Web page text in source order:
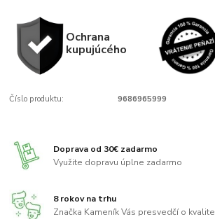
Ochrana
kupujúcého
Číslo produktu: 9686965999
Doprava od 30€ zadarmo
Využite dopravu úplne zadarmo
8 rokov na trhu
Značka Kameník Vás presvedčí o kvalite